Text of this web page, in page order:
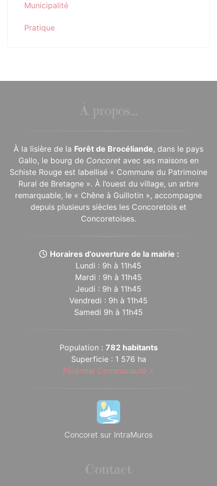
Municipalité
Pratique
À propos...
À la lisière de la Forêt de Brocéliande, dans le pays
Gallo, le bourg de Concoret avec ses maisons en
Schiste Rouge est labellisé « Commune du Patrimoine
Rural de Bretagne ». À l’ouest du village, un arbre
remarquable, le « Chêne à Guillotin », accompagne
depuis plusieurs siècles les Concoretois et
Concoretoises.
Horaires d’ouverture de la mairie :
Lundi : 9h à 11h45
Mardi : 9h à 11h45
Jeudi : 9h à 11h45
Vendredi : 9h à 11h45
Samedi 9h à 11h45
Population : 782 habitants
Superficie : 1 576 ha
Ploërmel Communauté
Concoret sur IntraMuros
Contact